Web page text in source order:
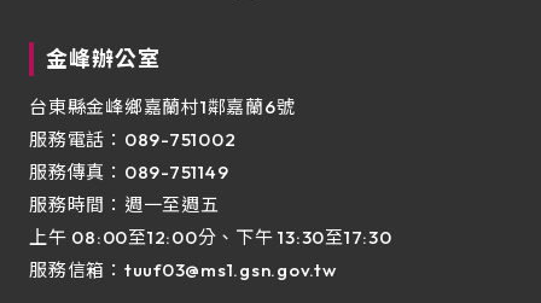
金峰辦公室
台東縣金峰鄉嘉蘭村1鄰嘉蘭6號
服務電話：089-751002
服務傳真：089-751149
服務時間：週一至週五
上午 08:00至12:00分、下午 13:30至17:30
服務信箱： tuuf03@ms1.gsn.gov.tw